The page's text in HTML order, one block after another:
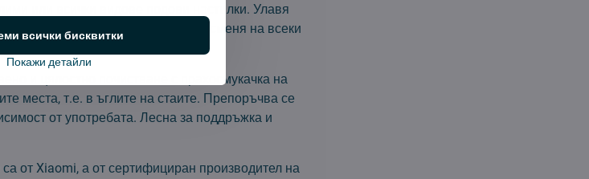
или всички видове подови настилки. Улавя
четката трябва да се сменя на всеки
на използване.
и цялостно почистване с прахосмукачка на
места, т.е. в ъглите на стаите. Препоръчва се
от употребата. Лесна за поддръжка и
от Xiaomi, а от сертифициран производител на
Покажи детайли
всички бисквитки